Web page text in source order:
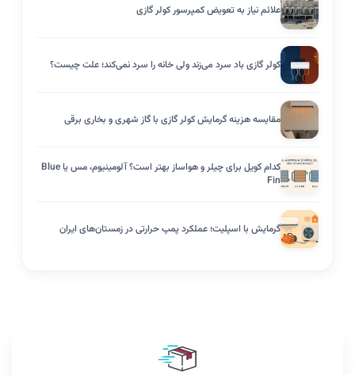
علائم نیاز به تعویض کمپرسور کولر گازی
کولر گازی باد سرد می‌زند ولی خانه را سرد نمی‌کند؛ علت چیست؟
مقایسه هزینه گرمایش کولر گازی با گاز شهری و بخاری برقی
کدام کویل برای چیلر و هواساز بهتر است؟ آلومینیوم، مس یا Blue
Fin
گرمایش با اسپلیت؛ عملکرد پمپ حرارتی در زمستان‌های ایران